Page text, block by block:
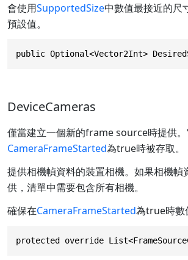
會使用SupportedSize中數值最接近的尺
預設值。
public Optional<Vector2Int>
DeviceCameras
僅當建立一個新的frame source時提供
CameraFrameStarted為true時被存取。
提供相機幀資料的裝置相機。如果相機幀
供，清單中需要包含所有相機。
確保在CameraFrameStarted為true時數
protected override